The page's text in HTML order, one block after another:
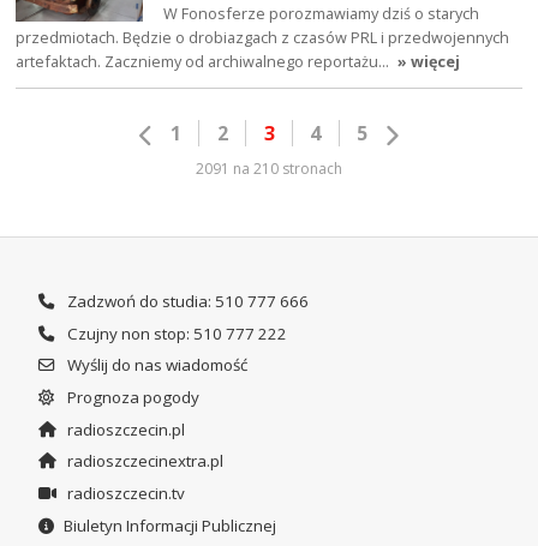
W Fonosferze porozmawiamy dziś o starych
przedmiotach. Będzie o drobiazgach z czasów PRL i przedwojennych
artefaktach. Zaczniemy od archiwalnego reportażu… » więcej
1 2 3 4 5
2091 na 210 stronach
Zadzwoń do studia: 510 777 666
Czujny non stop: 510 777 222
Wyślij do nas wiadomość
Prognoza pogody
radioszczecin.pl
radioszczecinextra.pl
radioszczecin.tv
Biuletyn Informacji Publicznej